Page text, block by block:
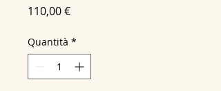
110,00 €Prezzo
Quantità *